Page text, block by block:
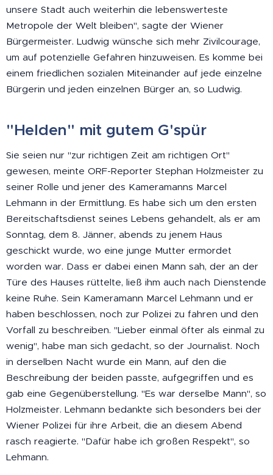
unsere Stadt auch weiterhin die lebenswerteste
Metropole der Welt bleiben", sagte der Wiener
Bürgermeister. Ludwig wünsche sich mehr Zivilcourage,
um auf potenzielle Gefahren hinzuweisen. Es komme bei
einem friedlichen sozialen Miteinander auf jede einzelne
Bürgerin und jeden einzelnen Bürger an, so Ludwig.
"Helden" mit gutem G'spür
Sie seien nur "zur richtigen Zeit am richtigen Ort"
gewesen, meinte ORF-Reporter Stephan Holzmeister zu
seiner Rolle und jener des Kameramanns Marcel
Lehmann in der Ermittlung. Es habe sich um den ersten
Bereitschaftsdienst seines Lebens gehandelt, als er am
Sonntag, dem 8. Jänner, abends zu jenem Haus
geschickt wurde, wo eine junge Mutter ermordet
worden war. Dass er dabei einen Mann sah, der an der
Türe des Hauses rüttelte, ließ ihm auch nach Dienstende
keine Ruhe. Sein Kameramann Marcel Lehmann und er
haben beschlossen, noch zur Polizei zu fahren und den
Vorfall zu beschreiben. "Lieber einmal öfter als einmal zu
wenig", habe man sich gedacht, so der Journalist. Noch
in derselben Nacht wurde ein Mann, auf den die
Beschreibung der beiden passte, aufgegriffen und es
gab eine Gegenüberstellung. "Es war derselbe Mann", so
Holzmeister. Lehmann bedankte sich besonders bei der
Wiener Polizei für ihre Arbeit, die an diesem Abend
rasch reagierte. "Dafür habe ich großen Respekt", so
Lehmann.